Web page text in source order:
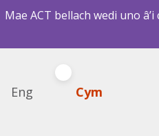
Mae ACT bellach wedi uno
Eng Cym